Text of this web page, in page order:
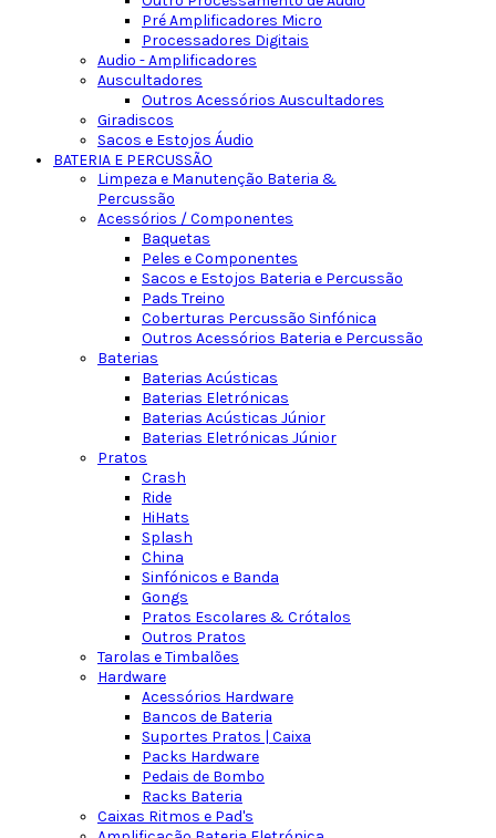
Pré Amplificadores Micro
Processadores Digitais
Audio - Amplificadores
Auscultadores
Outros Acessórios Auscultadores
Giradiscos
Sacos e Estojos Áudio
BATERIA E PERCUSSÃO
Limpeza e Manutenção Bateria &
Percussão
Acessórios / Componentes
Baquetas
Peles e Componentes
Sacos e Estojos Bateria e Percussão
Pads Treino
Coberturas Percussão Sinfónica
Outros Acessórios Bateria e Percussão
Baterias
Baterias Acústicas
Baterias Eletrónicas
Baterias Acústicas Júnior
Baterias Eletrónicas Júnior
Pratos
Crash
Ride
HiHats
Splash
China
Sinfónicos e Banda
Gongs
Pratos Escolares & Crótalos
Outros Pratos
Tarolas e Timbalões
Hardware
Acessórios Hardware
Bancos de Bateria
Suportes Pratos | Caixa
Packs Hardware
Pedais de Bombo
Racks Bateria
Caixas Ritmos e Pad's